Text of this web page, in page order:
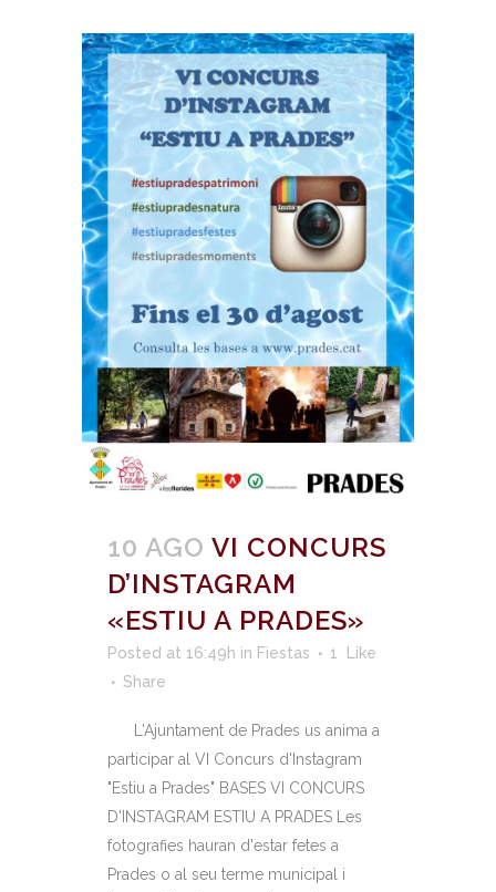
10 AGO VI CONCURS
D’INSTAGRAM
«ESTIU A PRADES»
Posted at 16:49h in Fiestas 1
Like
Share
L'Ajuntament de Prades us anima a
participar al VI Concurs d'Instagram
"Estiu a Prades" BASES VI CONCURS
D'INSTAGRAM ESTIU A PRADES Les
fotografies hauran d'estar fetes a
Prades o al seu terme municipal i